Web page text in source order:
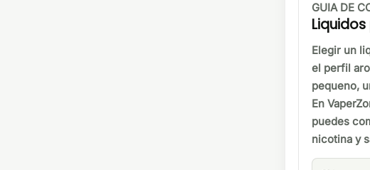
GUIA DE
Elegir un
el perfil
pequeno,
En
puedes
nicotina y